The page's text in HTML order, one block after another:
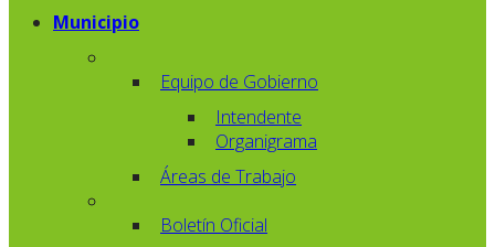
Municipio
Equipo de Gobierno
Intendente
Organigrama
Áreas de Trabajo
Boletín Oficial